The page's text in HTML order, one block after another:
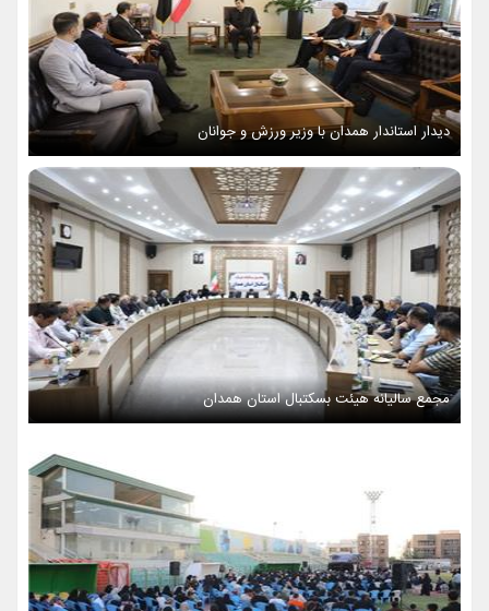
دیدار استاندار همدان با وزیر ورزش و جوانان
مجمع سالیانه هیئت بسکتبال استان همدان